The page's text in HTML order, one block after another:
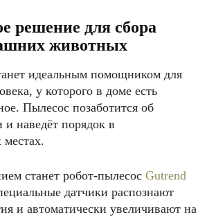
решение для сбора
животных
идеальным помощником для
у которого в доме есть
Пылесос позаботится об
наведёт порядок в
местах.
станет робот-пылесос Gutrend
датчики распознают
и автоматически увеличивают на